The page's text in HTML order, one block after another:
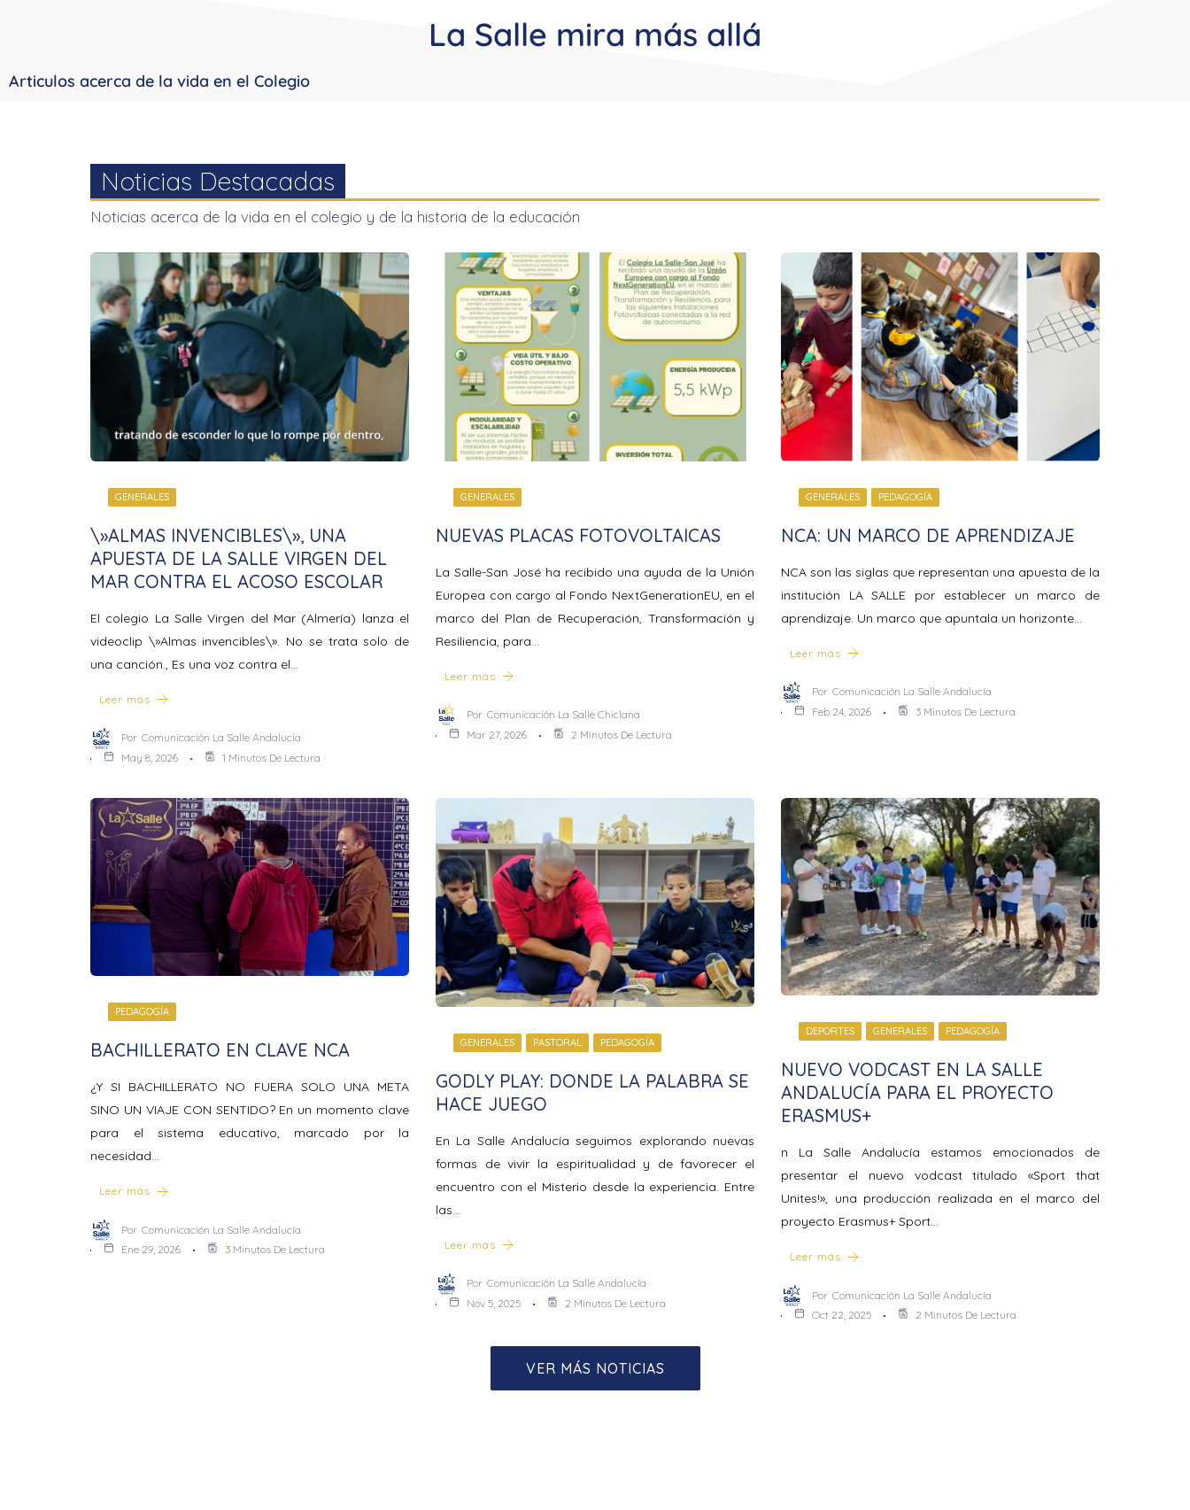
La Salle mira más allá
Articulos acerca de la vida en el Colegio
BY COMUNICACIÓN LA SALLE ANDALUCÍA
Noticias Destacadas
Noticias acerca de la vida en el colegio y de la historia de la educación
GENERALES
\»ALMAS INVENCIBLES\», UNA
APUESTA DE LA SALLE VIRGEN DEL
MAR CONTRA EL ACOSO ESCOLAR
El colegio La Salle Virgen del Mar (Almería) lanza el
videoclip \»Almas invencibles\». No se trata solo de
una canción., Es una voz contra el…
Leer más
Por Comunicación La Salle Andalucía
May 8, 2026
1 Minutos De Lectura
GENERALES
NUEVAS PLACAS FOTOVOLTAICAS
La Salle-San José ha recibido una ayuda de la Unión
Europea con cargo al Fondo NextGenerationEU, en el
marco del Plan de Recuperación, Transformación y
Resiliencia, para…
Leer más
Por Comunicación La Salle Chiclana
Mar 27, 2026
2 Minutos De Lectura
GENERALES PEDAGOGÍA
NCA: UN MARCO DE APRENDIZAJE
NCA son las siglas que representan una apuesta de la
institución LA SALLE por establecer un marco de
aprendizaje. Un marco que apuntala un horizonte…
Leer más
Por Comunicación La Salle Andalucía
Feb 24, 2026
3 Minutos De Lectura
PEDAGOGÍA
BACHILLERATO EN CLAVE NCA
¿Y SI BACHILLERATO NO FUERA SOLO UNA META
SINO UN VIAJE CON SENTIDO? En un momento clave
para el sistema educativo, marcado por la
necesidad…
Leer más
Por Comunicación La Salle Andalucía
Ene 29, 2026
3 Minutos De Lectura
GENERALES PASTORAL PEDAGOGÍA
GODLY PLAY: DONDE LA PALABRA SE
HACE JUEGO
En La Salle Andalucía seguimos explorando nuevas
formas de vivir la espiritualidad y de favorecer el
encuentro con el Misterio desde la experiencia. Entre
las…
Leer más
Por Comunicación La Salle Andalucía
Nov 5, 2025
2 Minutos De Lectura
DEPORTES GENERALES PEDAGOGÍA
NUEVO VODCAST EN LA SALLE
ANDALUCÍA PARA EL PROYECTO
ERASMUS+
n La Salle Andalucía estamos emocionados de
presentar el nuevo vodcast titulado «Sport that
Unites!», una producción realizada en el marco del
proyecto Erasmus+ Sport…
Leer más
Por Comunicación La Salle Andalucía
Oct 22, 2025
2 Minutos De Lectura
VER MÁS NOTICIAS